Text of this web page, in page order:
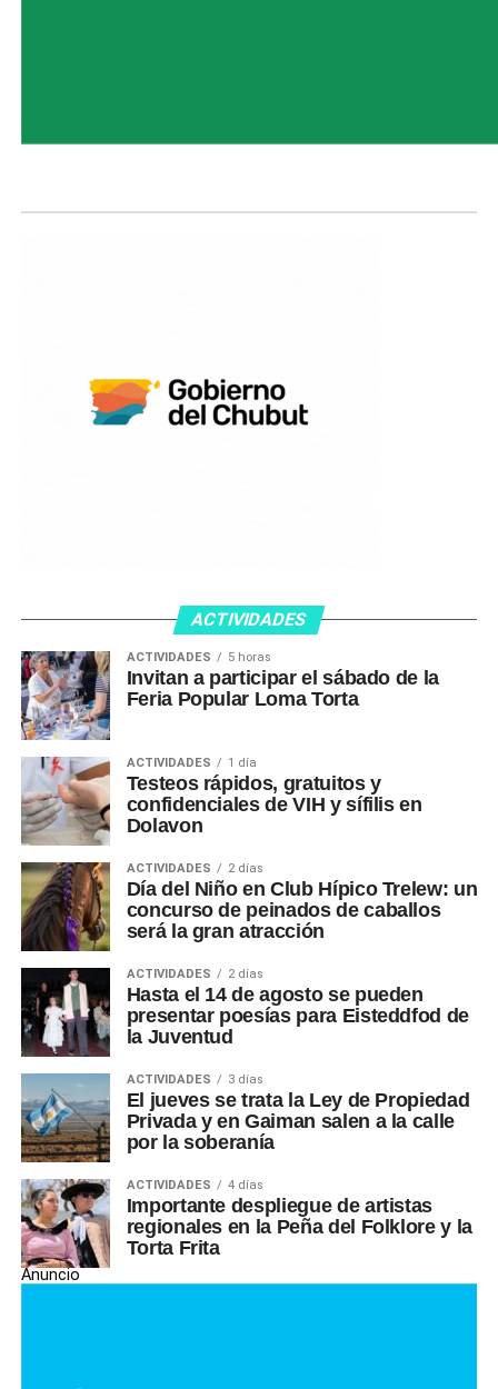
ACTIVIDADES
ACTIVIDADES 5 horas
Invitan a participar el sábado de la
Feria Popular Loma Torta
ACTIVIDADES 1 día
Testeos rápidos, gratuitos y
confidenciales de VIH y sífilis en
Dolavon
ACTIVIDADES 2 días
Día del Niño en Club Hípico Trelew: un
concurso de peinados de caballos
será la gran atracción
ACTIVIDADES 2 días
Hasta el 14 de agosto se pueden
presentar poesías para Eisteddfod de
la Juventud
ACTIVIDADES 3 días
El jueves se trata la Ley de Propiedad
Privada y en Gaiman salen a la calle
por la soberanía
ACTIVIDADES 4 días
Importante despliegue de artistas
regionales en la Peña del Folklore y la
Torta Frita
Anuncio